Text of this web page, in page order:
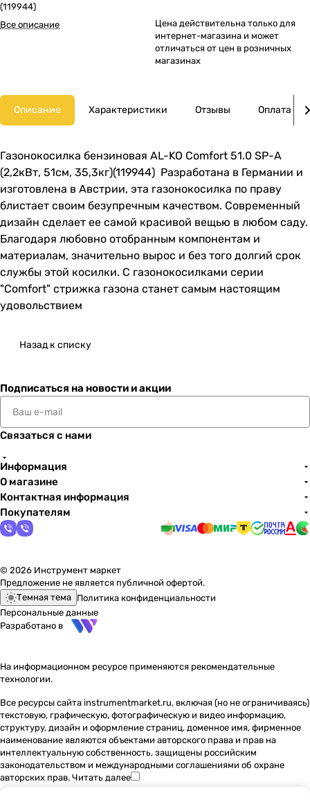
(119944)
Все описание
Цена действительна только для
интернет-магазина и может
отличаться от цен в розничных
магазинах
Описание Характеристики Отзывы Оплата
Газонокосилка бензиновая AL-KO Comfort 51.0 SP-A
(2,2кВт, 51см, 35,3кг)(119944) Разработана в Германии и
изготовлена в Австрии, эта газонокосилка по праву
блистает своим безупречным качеством. Современный
дизайн сделает ее самой красивой вещью в любом саду.
Благодаря любовно отобранным компонентам и
материалам, значительно вырос и без того долгий срок
службы этой косилки. С газонокосилками серии
"Comfort" стрижка газона станет самым настоящим
удовольствием
Назад к списку
Подписаться на новости и акции
Связаться с нами
Информация
О магазине
Контактная информация
Покупателям
© 2026 Инструмент маркет
Предложение не является публичной офертой.
Темная тема Политика конфиденциальности
Персональные данные
Разработано в
На информационном ресурсе применяются рекомендательные
технологии.
Все ресурсы сайта instrumentmarket.ru, включая (но не ограничиваясь)
текстовую, графическую, фотографическую и видео информацию,
структуру, дизайн и оформление страниц, доменное имя, фирменное
наименование являются объектами авторского права и прав на
интеллектуальную собственность, защищены российским
законодательством и международными соглашениями об охране
авторских прав. Читать далее